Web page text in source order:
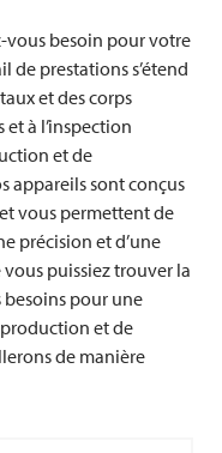
vous besoin pour votre
de prestations s’étend
et des corps
à l’inspection
et de
appareils sont conçus
vous permettent de
précision et d’une
puissiez trouver la
pour une
et de
de manière